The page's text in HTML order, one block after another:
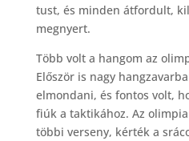
tust, és minden átfordult,
megnyert.
Több volt a hangom az
Először is nagy
elmondani, és fontos volt,
fiúk a taktikához. Az
többi verseny, kérték a